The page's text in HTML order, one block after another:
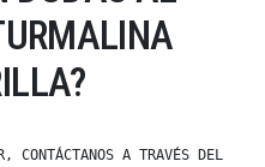
CONTÁCTANOS A TRAVÉS DEL